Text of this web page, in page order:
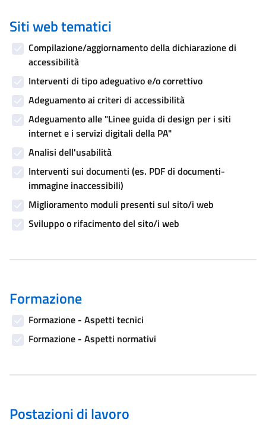
Siti web tematici
Compilazione/aggiornamento della dichiarazione di
accessibilità
Interventi di tipo adeguativo e/o correttivo
Adeguamento ai criteri di accessibilità
Adeguamento alle "Linee guida di design per i siti
internet e i servizi digitali della PA"
Analisi dell'usabilità
Interventi sui documenti (es. PDF di documenti-
immagine inaccessibili)
Miglioramento moduli presenti sul sito/i web
Sviluppo o rifacimento del sito/i web
Formazione
Formazione - Aspetti tecnici
Formazione - Aspetti normativi
Postazioni di lavoro